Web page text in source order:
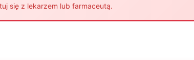
się z lekarzem lub farmaceutą.